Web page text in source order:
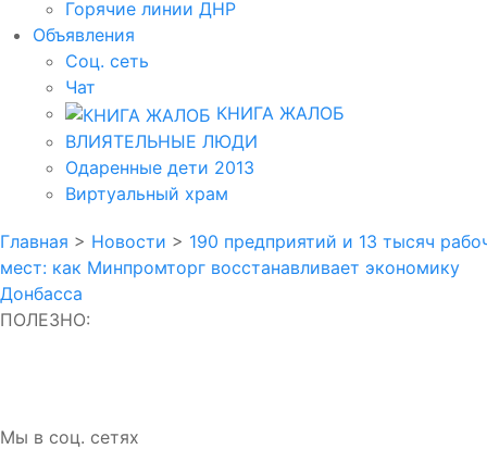
Горячие линии ДНР
Объявления
Соц. сеть
Чат
КНИГА ЖАЛОБ
ВЛИЯТЕЛЬНЫЕ ЛЮДИ
Одаренные дети 2013
Виртуальный храм
Главная > Новости > 190 предприятий и 13 тысяч
мест: как Минпромторг восстанавливает экономику
Донбасса
ПОЛЕЗНО:
Мы в соц. сетях